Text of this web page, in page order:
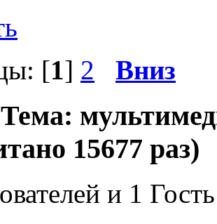
[1] 2 Вниз
Тема:
15677 раз)
и 1